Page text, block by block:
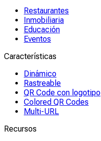
Restaurantes
Inmobiliaria
Educación
Eventos
Características
Dinámico
Rastreable
QR Code con logotipo
Colored QR Codes
Multi-URL
Recursos